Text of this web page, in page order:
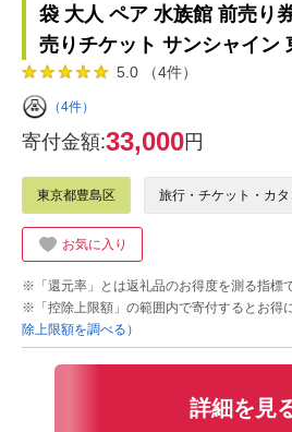
袋 大人 ペア 水族館 前売り
売りチケット サンシャイン
5.0 （4件）
（4件）
寄付金額:33,000円
東京都豊島区 旅行・チケット・カ
お気に入り
※「還元率」とは返礼品のお得度を測る指標
※「控除上限額」の範囲内で寄付するとお得
除上限額を調べる）
詳細を見